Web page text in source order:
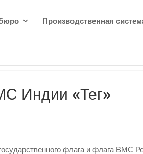
Производственная
Индии «Тег»
флага и флага ВМС